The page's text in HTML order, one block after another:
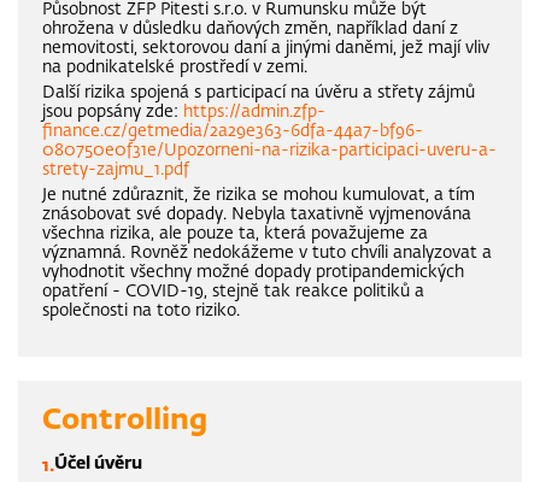
Působnost ZFP Pitesti s.r.o. v Rumunsku může být
ohrožena v důsledku daňových změn, například daní z
nemovitosti, sektorovou daní a jinými daněmi, jež mají vliv
na podnikatelské prostředí v zemi.
Další rizika spojená s participací na úvěru a střety zájmů
jsou popsány zde: https://admin.zfp-
finance.cz/getmedia/2a29e363-6dfa-44a7-bf96-
080750e0f31e/Upozorneni-na-rizika-participaci-uveru-a-
strety-zajmu_1.pdf
Je nutné zdůraznit, že rizika se mohou kumulovat, a tím
znásobovat své dopady. Nebyla taxativně vyjmenována
všechna rizika, ale pouze ta, která považujeme za
významná. Rovněž nedokážeme v tuto chvíli analyzovat a
vyhodnotit všechny možné dopady protipandemických
opatření - COVID-19, stejně tak reakce politiků a
společnosti na toto riziko.
Controlling
Účel úvěru